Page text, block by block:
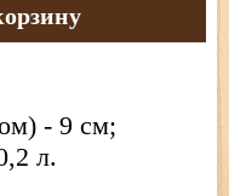
- 9 см;
л.